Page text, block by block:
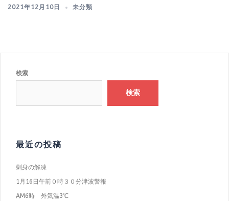
2021年12月10日 未分類
検索
検索
最近の投稿
刺身の解凍
1月16日午前０時３０分津波警報
AM6時 外気温3℃